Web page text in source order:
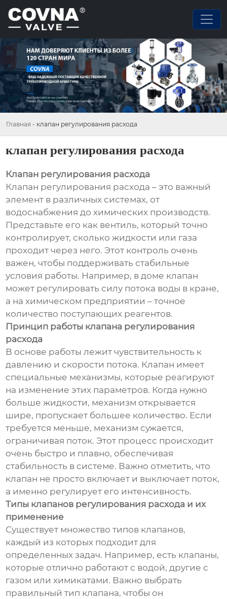
Главная - клапан регулирования расхода
клапан регулирования расхода
Клапан регулирования расхода
Клапан регулирования расхода – это важный
элемент в различных системах, от
водоснабжения до химических производств.
Представьте его как вентиль, который точно
контролирует, сколько жидкости или газа
проходит через него. Этот контроль очень
важен, чтобы поддерживать стабильные
условия работы. Например, в доме клапан
может регулировать силу потока воды в кране,
а на химическом предприятии – точное
количество поступающих реагентов.
Принцип работы клапана регулирования
расхода
В основе работы лежит чувствительность к
давлению и скорости потока. Клапан имеет
специальные механизмы, которые реагируют
на изменение этих параметров. Когда нужно
больше жидкости, механизм открывается
шире, пропускает большее количество. Если
требуется меньше, механизм сужается,
ограничивая поток. Этот процесс происходит
очень быстро и плавно, обеспечивая
стабильность в системе. Важно отметить, что
клапан не просто включает и выключает поток,
а именно регулирует его интенсивность.
Типы клапанов регулирования расхода и их
применение
Существует множество типов клапанов,
каждый из которых подходит для
определенных задач. Например, есть клапаны,
которые отлично работают с водой, другие с
газом или химикатами. Важно выбрать
правильный тип клапана, чтобы он